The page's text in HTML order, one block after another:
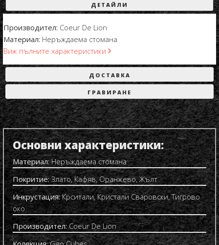
ДЕТАЙЛИ
Производител: Coeur De Lion
Материал: Неръждаема стомана
Виж пълните характеристики
ДОСТАВКА
ГРАВИРАНЕ
Основни характеристики:
Материал:Неръждаема стомана
Покритие:Злато, Кафяв, Оранжево, Жълт
Инкрустация:Крситали, Кристали Сваровски, Тигрово
око
Производител:Coeur De Lion